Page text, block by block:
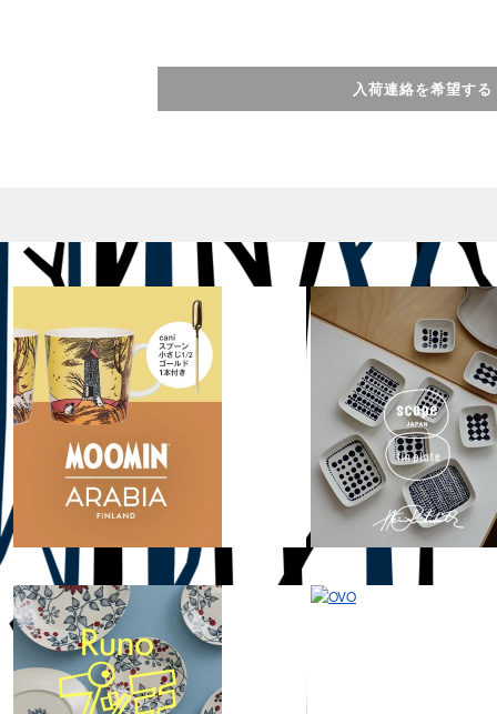
入荷連絡を希望する